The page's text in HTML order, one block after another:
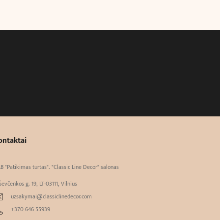
"Patikimas turtas". "Classic Line Decor" salonas
g. 19, LT-03111, Vilnius
uzsakymai@classiclinedecor.com
+370 646 55939